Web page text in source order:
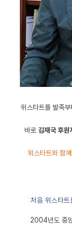
위스타트를 발족
바로 김재국 후원
위스타트와 함
처음 위스타
2004년도 중